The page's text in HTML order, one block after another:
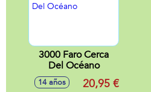
3000 Faro Cerca
Del Océano
14 años 20,95 €